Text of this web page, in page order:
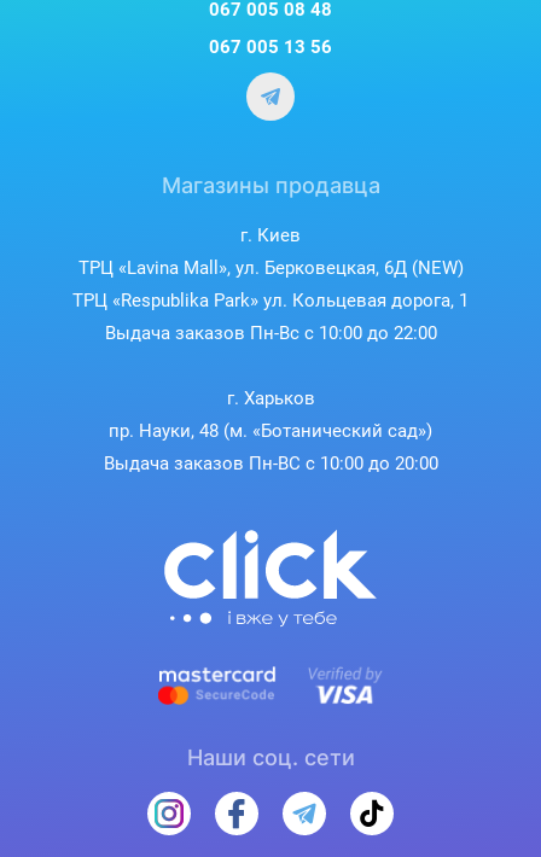
067 005 08 48
067 005 13 56
Магазины продавца
г. Киев
ТРЦ «Lavina Mall», ул. Берковецкая, 6Д (NEW)
ТРЦ «Respublika Park» ул. Кольцевая дорога, 1
Выдача заказов Пн-Вс с 10:00 до 22:00
г. Харьков
пр. Науки, 48 (м. «Ботанический сад»)
Выдача заказов Пн-ВС с 10:00 до 20:00
Наши соц. сети